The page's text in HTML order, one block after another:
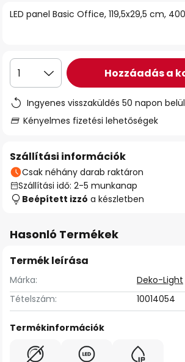
LED panel Basic Office, 119,5x29,5 cm,
1 Hozzáadás a
Ingyenes visszaküldés 50 napon belül
Kényelmes fizetési lehetőségek
Szállítási információk
Csak néhány darab raktáron
Szállítási idő: 2-5 munkanap
Beépített izzó a készletben
Hasonló Termékek
Termék leírása
Márka:
Deko-Light
Tételszám:
10014054
Termékinformációk